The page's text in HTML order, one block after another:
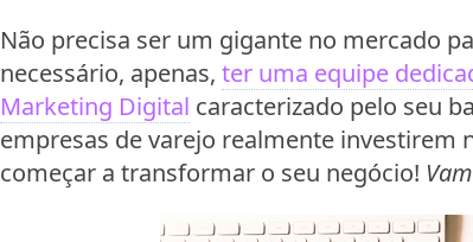
Não precisa ser um gigante no mercado
necessário, apenas, ter uma equipe
Marketing Digital caracterizado pelo seu
empresas de varejo realmente investirem
começar a transformar o seu negócio!